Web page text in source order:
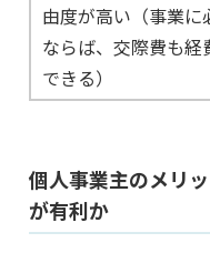
由度が高い（事業に
ならば、交際費も経
できる）
個人事業主のメリ
が有利か